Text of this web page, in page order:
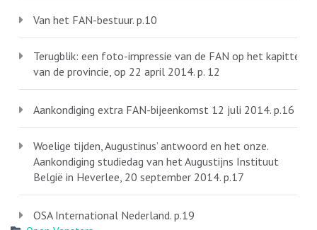
Van het FAN-bestuur. p.10
Terugblik: een foto-impressie van de FAN op het kapittel
van de provincie, op 22 april 2014. p. 12
Aankondiging extra FAN-bijeenkomst 12 juli 2014. p.16
Woelige tijden, Augustinus’ antwoord en het onze.
Aankondiging studiedag van het Augustijns Instituut
België in Heverlee, 20 september 2014. p.17
OSA International Nederland. p.19